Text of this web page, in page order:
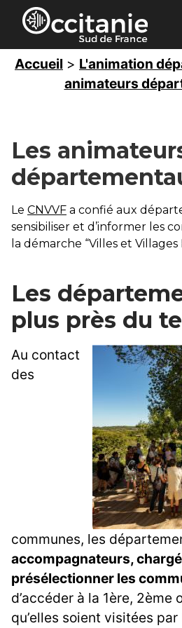
Panneau de gestion des
Accueil > L'animation
animateurs
Les
Le CNVVF a confié aux
sensibiliser et d’informer les
la démarche “Villes et Villages
Les
plus près du
Au contact
des
communes, les
accompagnateurs,
présélectionner les
d’accéder à la 1ère, 2ème
qu’elles soient visitées